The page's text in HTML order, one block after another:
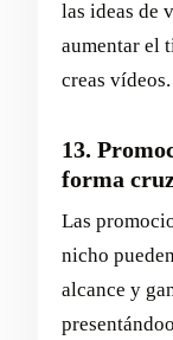
las ideas de
aumentar el
creas vídeos.
13.
forma
Las
nicho
alcance y